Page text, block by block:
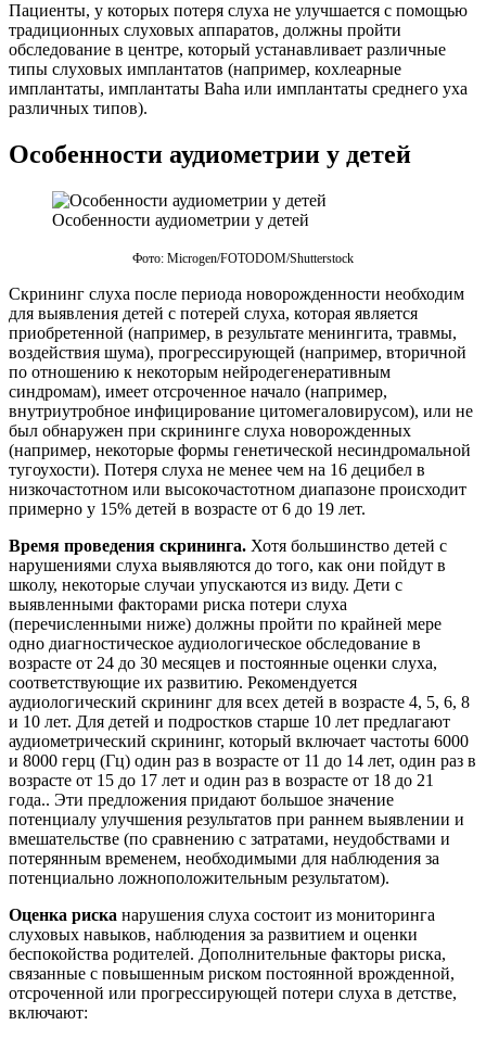
Пациенты, у которых потеря слуха не улучшается с помощью
традиционных слуховых аппаратов, должны пройти
обследование в центре, который устанавливает различные
типы слуховых имплантатов (например, кохлеарные
имплантаты, имплантаты Baha или имплантаты среднего уха
различных типов).
Особенности аудиометрии у детей
Особенности аудиометрии у детей
Фото: Microgen/FOTODOM/Shutterstoсk
Скрининг слуха после периода новорожденности необходим
для выявления детей с потерей слуха, которая является
приобретенной (например, в результате менингита, травмы,
воздействия шума), прогрессирующей (например, вторичной
по отношению к некоторым нейродегенеративным
синдромам), имеет отсроченное начало (например,
внутриутробное инфицирование цитомегаловирусом), или не
был обнаружен при скрининге слуха новорожденных
(например, некоторые формы генетической несиндромальной
тугоухости). Потеря слуха не менее чем на 16 децибел в
низкочастотном или высокочастотном диапазоне происходит
примерно у 15% детей в возрасте от 6 до 19 лет.
Время проведения скрининга. Хотя большинство детей с
нарушениями слуха выявляются до того, как они пойдут в
школу, некоторые случаи упускаются из виду. Дети с
выявленными факторами риска потери слуха
(перечисленными ниже) должны пройти по крайней мере
одно диагностическое аудиологическое обследование в
возрасте от 24 до 30 месяцев и постоянные оценки слуха,
соответствующие их развитию. Рекомендуется
аудиологический скрининг для всех детей в возрасте 4, 5, 6, 8
и 10 лет. Для детей и подростков старше 10 лет предлагают
аудиометрический скрининг, который включает частоты 6000
и 8000 герц (Гц) один раз в возрасте от 11 до 14 лет, один раз в
возрасте от 15 до 17 лет и один раз в возрасте от 18 до 21
года.. Эти предложения придают большое значение
потенциалу улучшения результатов при раннем выявлении и
вмешательстве (по сравнению с затратами, неудобствами и
потерянным временем, необходимыми для наблюдения за
потенциально ложноположительным результатом).
Оценка риска нарушения слуха состоит из мониторинга
слуховых навыков, наблюдения за развитием и оценки
беспокойства родителей. Дополнительные факторы риска,
связанные с повышенным риском постоянной врожденной,
отсроченной или прогрессирующей потери слуха в детстве,
включают: